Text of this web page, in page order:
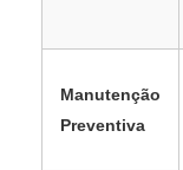
Manutenção
Preventiva